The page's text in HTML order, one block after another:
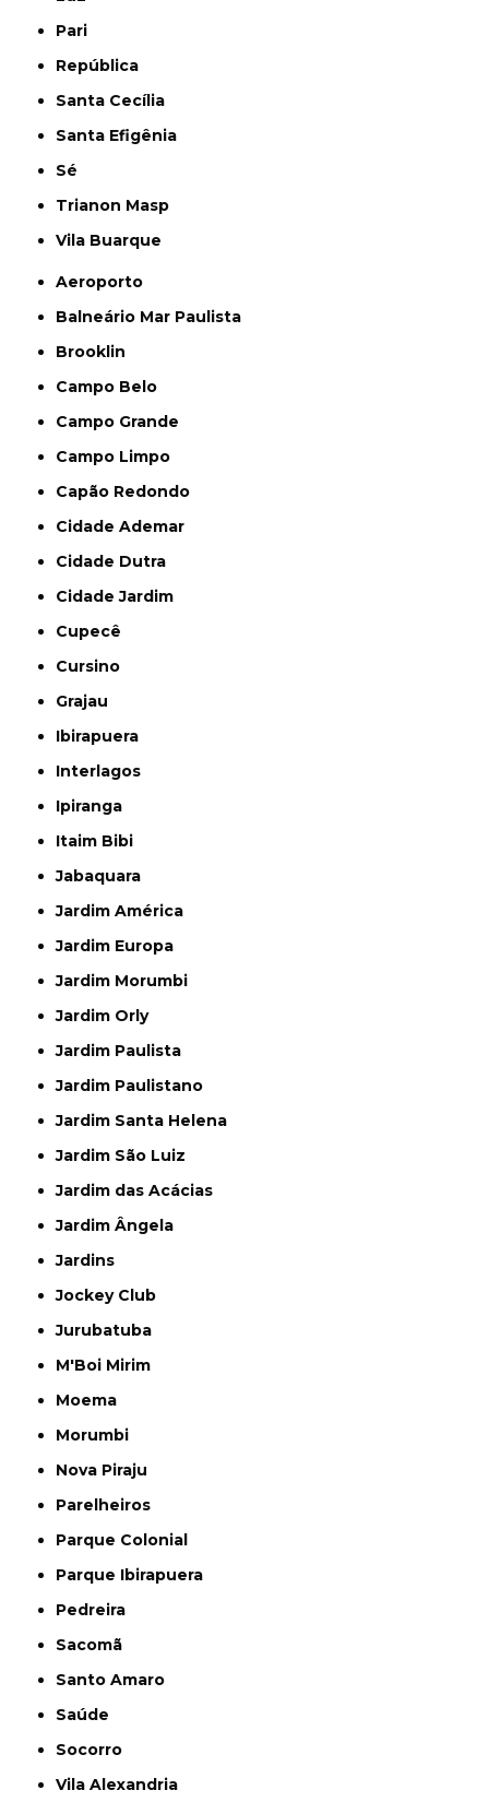
Pari
República
Santa Cecília
Santa Efigênia
Sé
Trianon Masp
Vila Buarque
Aeroporto
Balneário Mar Paulista
Brooklin
Campo Belo
Campo Grande
Campo Limpo
Capão Redondo
Cidade Ademar
Cidade Dutra
Cidade Jardim
Cupecê
Cursino
Grajau
Ibirapuera
Interlagos
Ipiranga
Itaim Bibi
Jabaquara
Jardim América
Jardim Europa
Jardim Morumbi
Jardim Orly
Jardim Paulista
Jardim Paulistano
Jardim Santa Helena
Jardim São Luiz
Jardim das Acácias
Jardim Ângela
Jardins
Jockey Club
Jurubatuba
M'Boi Mirim
Moema
Morumbi
Nova Piraju
Parelheiros
Parque Colonial
Parque Ibirapuera
Pedreira
Sacomã
Santo Amaro
Saúde
Socorro
Vila Alexandria